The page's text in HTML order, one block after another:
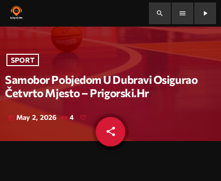
search menu play_arrow
SPORT
Samobor Pobjedom U Dubravi Osigurao
Četvrto Mjesto – Prigorski.hr
today May 2, 2026 4
share
email